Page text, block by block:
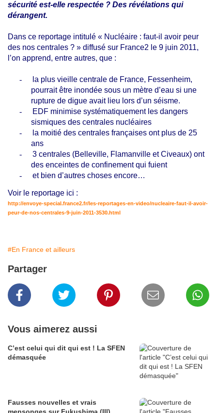
sécurité est-elle respectée ? Des révélations qui
dérangent.
Dans ce reportage intitulé « Nucléaire : faut-il avoir peur
des nos centrales ? » diffusé sur France2 le 9 juin 2011,
l’on apprend, entre autres, que :
-
la plus vieille centrale de France, Fessenheim,
pourrait être inondée sous un mètre d’eau si une
rupture de digue avait lieu lors d’un séisme.
-
EDF minimise systématiquement les dangers
sismiques des centrales nucléaires
-
la moitié des centrales françaises ont plus de 25
ans
-
3 centrales (Belleville, Flamanville et Civeaux) ont
des enceintes de confinement qui fuient
-
et bien d’autres choses encore…
Voir le reportage ici :
http://envoye-special.france2.fr/les-reportages-en-video/nucleaire-faut-il-avoir-
peur-de-nos-centrales-9-juin-2011-3530.html
#En France et ailleurs
Partager
Vous aimerez aussi
C’est celui qui dit qui est ! La SFEN
démasquée
Fausses nouvelles et vrais
mensonges sur Fukushima (III)